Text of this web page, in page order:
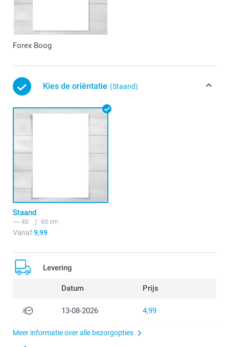
Forex Boog
Kies de oriëntatie (Staand)
Staand
40 60 cm
Vanaf9,99
Levering
Datum Prijs
13-08-2026 4,99
Meer informatie over alle bezorgopties